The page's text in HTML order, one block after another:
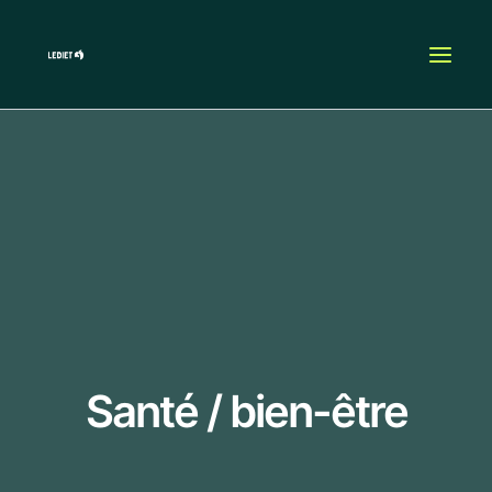
contenu
Santé / bien-être